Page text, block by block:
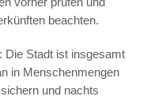
beachten.
Die Stadt ist insgesamt
in Menschenmengen
und nachts